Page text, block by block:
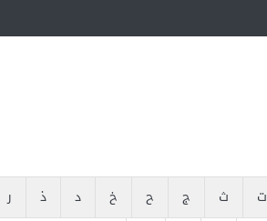
ت ث ج ح خ د ذ ر